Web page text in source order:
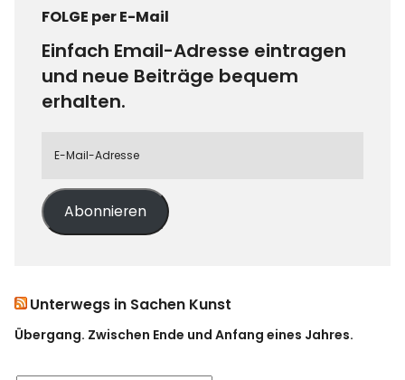
FOLGE per E-Mail
Einfach Email-Adresse eintragen
und neue Beiträge bequem
erhalten.
Abonnieren
Unterwegs in Sachen Kunst
Übergang. Zwischen Ende und Anfang eines Jahres.